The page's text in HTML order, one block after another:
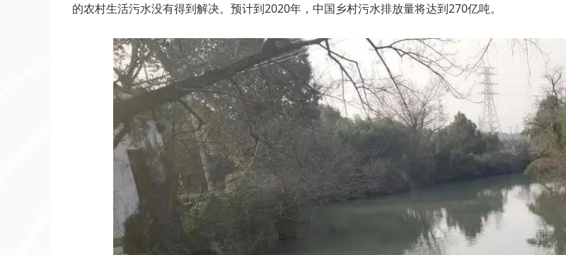
的农村生活污水没有得到解决。预计到2020年，中国乡村污水排放量将达到270亿吨。